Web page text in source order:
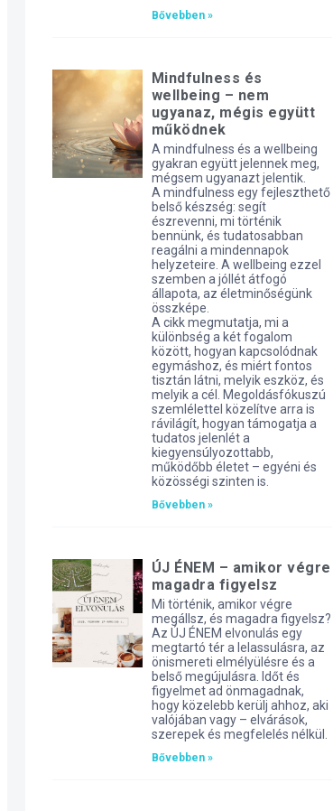
Bővebben »
Mindfulness és
wellbeing – nem
ugyanaz, mégis együtt
működnek
A mindfulness és a wellbeing
gyakran együtt jelennek meg,
mégsem ugyanazt jelentik.
A mindfulness egy fejleszthető
belső készség: segít
észrevenni, mi történik
bennünk, és tudatosabban
reagálni a mindennapok
helyzeteire. A wellbeing ezzel
szemben a jóllét átfogó
állapota, az életminőségünk
összképe.
A cikk megmutatja, mi a
különbség a két fogalom
között, hogyan kapcsolódnak
egymáshoz, és miért fontos
tisztán látni, melyik eszköz, és
melyik a cél. Megoldásfókuszú
szemlélettel közelítve arra is
rávilágít, hogyan támogatja a
tudatos jelenlét a
kiegyensúlyozottabb,
működőbb életet – egyéni és
közösségi szinten is.
Bővebben »
ÚJ ÉNEM – amikor végre
magadra figyelsz
Mi történik, amikor végre
megállsz, és magadra figyelsz?
Az ÚJ ÉNEM elvonulás egy
megtartó tér a lelassulásra, az
önismereti elmélyülésre és a
belső megújulásra. Időt és
figyelmet ad önmagadnak,
hogy közelebb kerülj ahhoz, aki
valójában vagy – elvárások,
szerepek és megfelelés nélkül.
Bővebben »